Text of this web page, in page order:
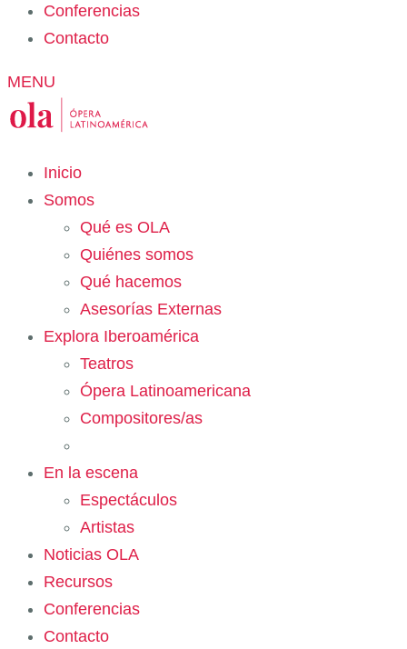
Conferencias
Contacto
MENU
Inicio
Somos
Qué es OLA
Quiénes somos
Qué hacemos
Asesorías Externas
Explora Iberoamérica
Teatros
Ópera Latinoamericana
Compositores/as
En la escena
Espectáculos
Artistas
Noticias OLA
Recursos
Conferencias
Contacto